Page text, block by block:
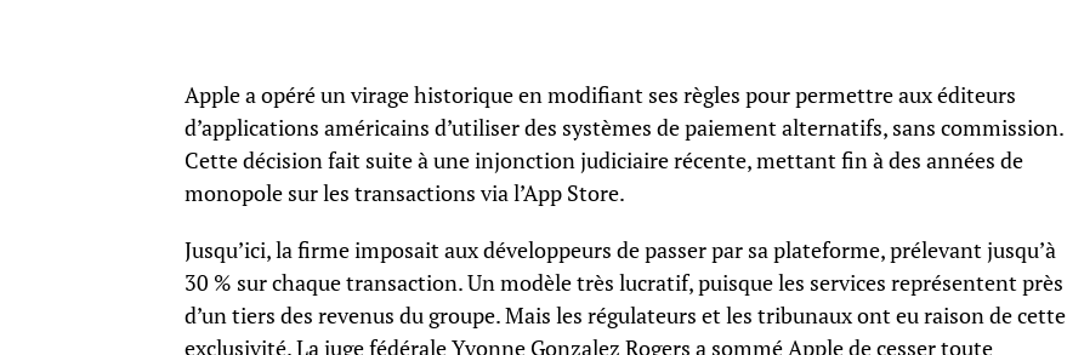
Apple a opéré un virage historique en modifiant ses règles pour permettre aux éditeurs
d’applications américains d’utiliser des systèmes de paiement alternatifs, sans commission.
Cette décision fait suite à une injonction judiciaire récente, mettant fin à des années de
monopole sur les transactions via l’App Store.
Jusqu’ici, la firme imposait aux développeurs de passer par sa plateforme, prélevant jusqu’à
30 % sur chaque transaction. Un modèle très lucratif, puisque les services représentent près
d’un tiers des revenus du groupe. Mais les régulateurs et les tribunaux ont eu raison de cette
exclusivité. La juge fédérale Yvonne Gonzalez Rogers a sommé Apple de cesser toute